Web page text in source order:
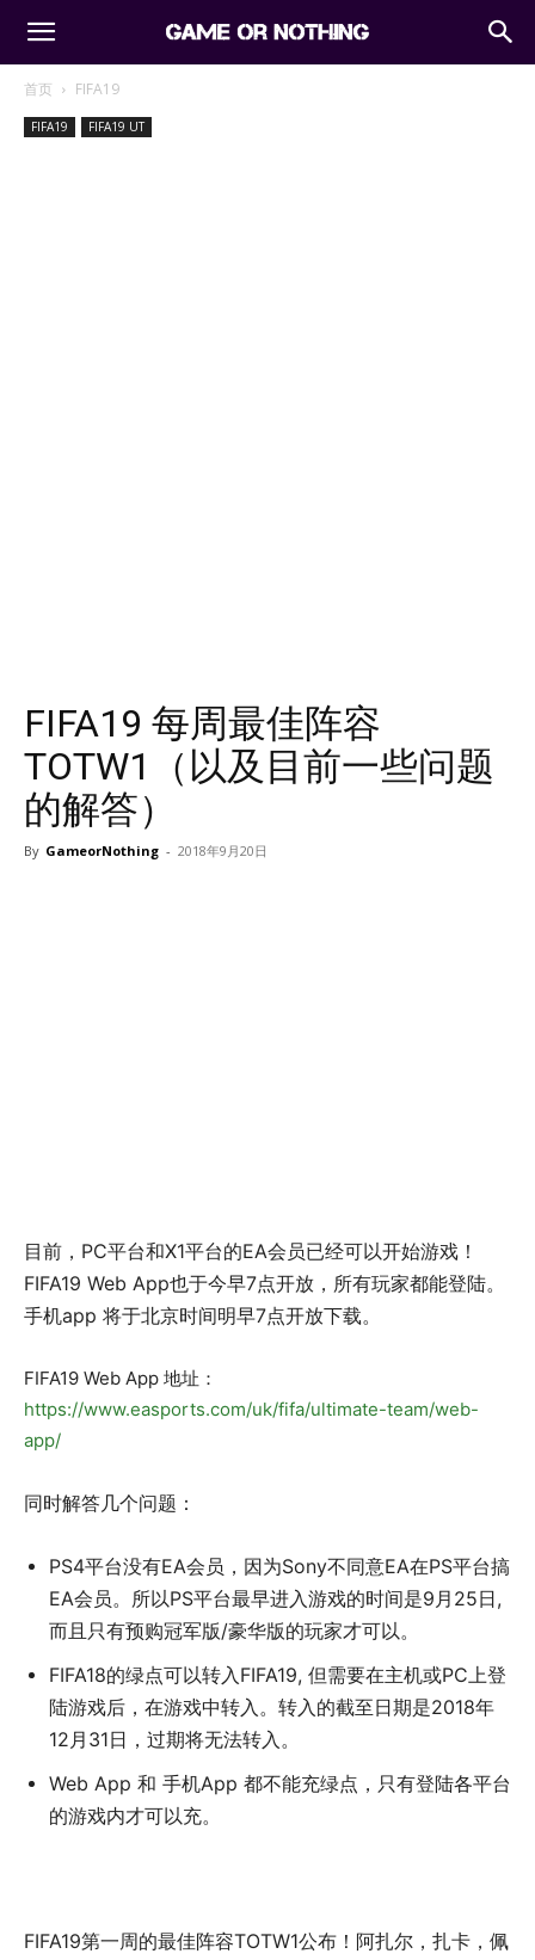
首页 FIFA19
FIFA19 FIFA19 UT
FIFA19 每周最佳阵容
TOTW1（以及目前一些问题
的解答）
By GameorNothing - 2018年9月20日
目前，PC平台和X1平台的EA会员已经可以开始游戏！
FIFA19 Web App也于今早7点开放，所有玩家都能登陆。
手机app 将于北京时间明早7点开放下载。
FIFA19 Web App 地址：
https://www.easports.com/uk/fifa/ultimate-team/web-
app/
同时解答几个问题：
PS4平台没有EA会员，因为Sony不同意EA在PS平台搞
EA会员。所以PS平台最早进入游戏的时间是9月25日,
而且只有预购冠军版/豪华版的玩家才可以。
FIFA18的绿点可以转入FIFA19, 但需要在主机或PC上登
陆游戏后，在游戏中转入。转入的截至日期是2018年
12月31日，过期将无法转入。
Web App 和 手机App 都不能充绿点，只有登陆各平台
的游戏内才可以充。
FIFA19第一周的最佳阵容TOTW1公布！阿扎尔，扎卡，佩